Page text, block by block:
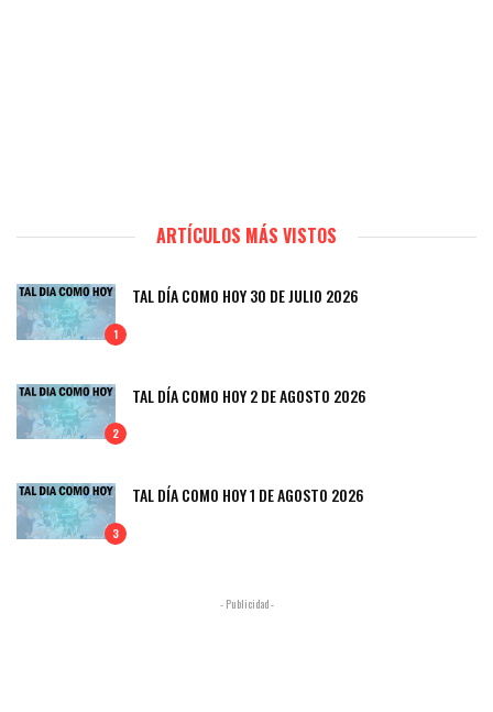
ARTÍCULOS MÁS VISTOS
1
TAL DÍA COMO HOY 30 DE JULIO 2026
2
TAL DÍA COMO HOY 2 DE AGOSTO 2026
3
TAL DÍA COMO HOY 1 DE AGOSTO 2026
- Publicidad -